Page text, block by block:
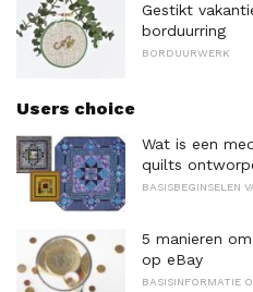
Gestikt
borduurring
BORDUURWERK
Users choice
Wat is een
quilts
BASISBEGINSELEN
5 manieren
op eBay
BASISINFORMATIE